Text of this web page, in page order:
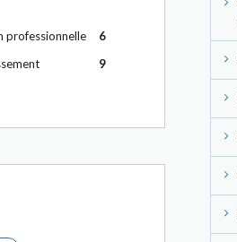
professionnelle
6
9